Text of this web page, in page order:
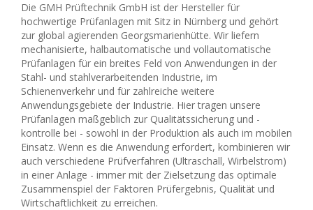
Die GMH Prüftechnik GmbH ist der Hersteller für
hochwertige Prüfanlagen mit Sitz in Nürnberg und gehört
zur global agierenden Georgsmarienhütte. Wir liefern
mechanisierte, halbautomatische und vollautomatische
Prüfanlagen für ein breites Feld von Anwendungen in der
Stahl- und stahlverarbeitenden Industrie, im
Schienenverkehr und für zahlreiche weitere
Anwendungsgebiete der Industrie. Hier tragen unsere
Prüfanlagen maßgeblich zur Qualitätssicherung und -
kontrolle bei - sowohl in der Produktion als auch im mobilen
Einsatz. Wenn es die Anwendung erfordert, kombinieren wir
auch verschiedene Prüfverfahren (Ultraschall, Wirbelstrom)
in einer Anlage - immer mit der Zielsetzung das optimale
Zusammenspiel der Faktoren Prüfergebnis, Qualität und
Wirtschaftlichkeit zu erreichen.